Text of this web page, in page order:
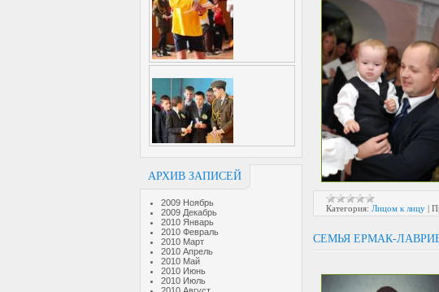
АРХИВ ЗАПИСЕЙ
2009 Ноябрь
2009 Декабрь
2010 Январь
2010 Февраль
2010 Март
2010 Апрель
2010 Май
2010 Июнь
2010 Июль
Категория: Лицом к лицу |
СЕМЬЯ ЕРМАК-